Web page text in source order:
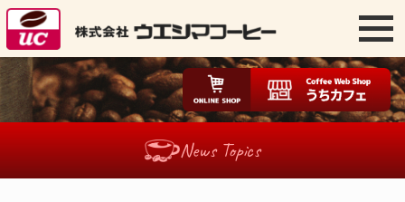
News Topics